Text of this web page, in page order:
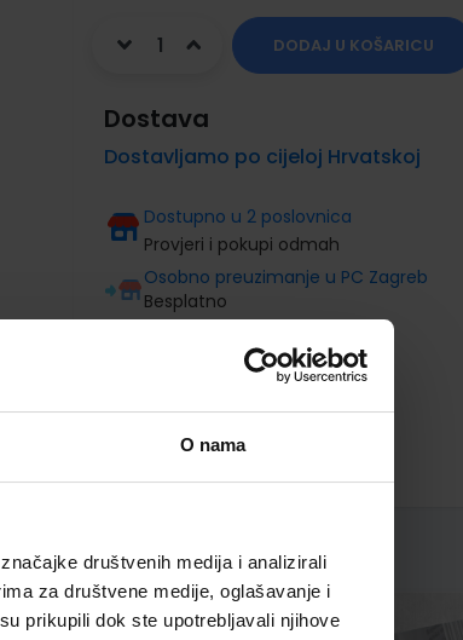
O nama
društvenih medija i analizirali
za društvene medije, oglašavanje i
prikupili dok ste upotrebljavali njihove
DODAJ U KOŠARICU
Dostava
Dostavljamo po cijeloj Hrvatskoj
Dostupno u 2 poslovnica
Provjeri i pokupi odmah
Osobno preuzimanje u PC Zagreb
Besplatno